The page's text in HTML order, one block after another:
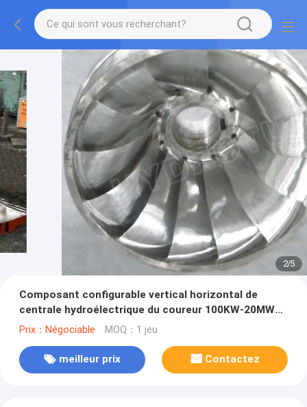
2/5
Composant configurable vertical horizontal de
centrale hydroélectrique du coureur 100KW-20MW
de turbine de Francis
Prix：Négociable MOQ：1 jeu
meilleur prix Contactez